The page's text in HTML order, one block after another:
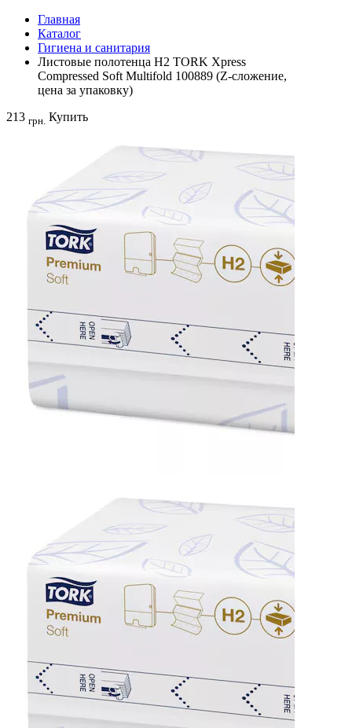
Главная
Каталог
Гигиена и санитария
Листовые полотенца H2 TORK Xpress
Compressed Soft Multifold 100889 (Z-сложение,
цена за упаковку)
213 грн. Купить